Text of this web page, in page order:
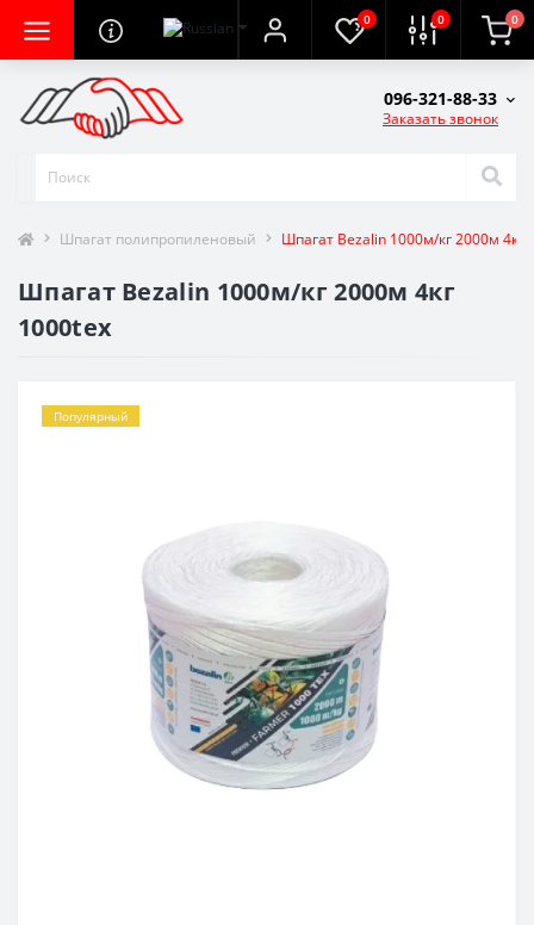
0 0 0
096-321-88-33
Заказать звонок
Шпагат полипропиленовый Шпагат Bezalin 1000м/кг 2000м 4кг
Шпагат Bezalin 1000м/кг 2000м 4кг
1000tex
Популярный